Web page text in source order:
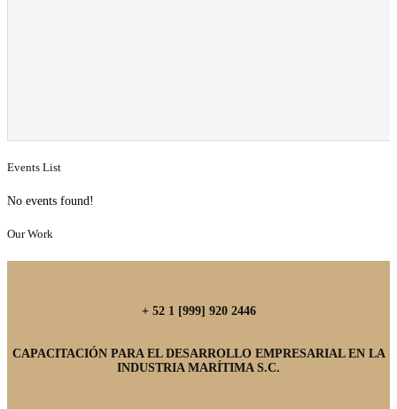
Events List
No events found!
Our Work
+ 52 1 [999] 920 2446
CAPACITACIÓN PARA EL DESARROLLO EMPRESARIAL EN LA
INDUSTRIA MARÍTIMA S.C.